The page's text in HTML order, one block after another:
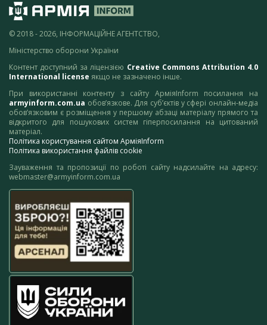
© 2018 - 2026, ІНФОРМАЦІЙНЕ АГЕНТСТВО,
Міністерство оборони України
Контент доступний за ліцензією Creative Commons Attribution 4.0
International license якщо не зазначено інше.
При використанні контенту з сайту АрміяInform посилання на
armyinform.com.ua обов’язкове. Для суб’єктів у сфері онлайн-медіа
обов’язковим є розміщення у першому абзаці матеріалу прямого та
відкритого для пошукових систем гіперпосилання на цитований
матеріал.
Політика користування сайтом АрміяInform
Політика використання файлів cookie
Зауваження та пропозиції по роботі сайту надсилайте на адресу:
webmaster@armyinform.com.ua